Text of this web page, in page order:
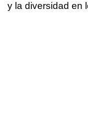
y la diversidad en